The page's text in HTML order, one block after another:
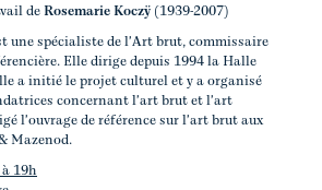
de Rosemarie Koczÿ (1939-2007)
une spécialiste de l'Art brut, commissaire
Elle dirige depuis 1994 la Halle
a initié le projet culturel et y a organisé
concernant l'art brut et l'art
l'ouvrage de référence sur l'art brut aux
Mazenod.
19h